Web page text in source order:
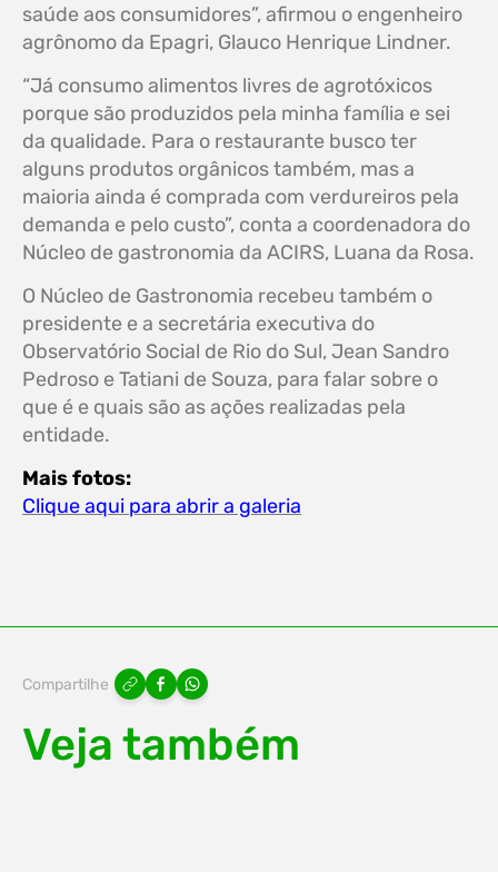
saúde aos consumidores”, afirmou o engenheiro
agrônomo da Epagri, Glauco Henrique Lindner.
“Já consumo alimentos livres de agrotóxicos
porque são produzidos pela minha família e sei
da qualidade. Para o restaurante busco ter
alguns produtos orgânicos também, mas a
maioria ainda é comprada com verdureiros pela
demanda e pelo custo”, conta a coordenadora do
Núcleo de gastronomia da ACIRS, Luana da Rosa.
O Núcleo de Gastronomia recebeu também o
presidente e a secretária executiva do
Observatório Social de Rio do Sul, Jean Sandro
Pedroso e Tatiani de Souza, para falar sobre o
que é e quais são as ações realizadas pela
entidade.
Mais fotos:
Clique aqui para abrir a galeria
Compartilhe
Veja também